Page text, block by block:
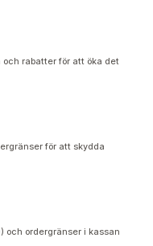
och rabatter för att öka det
för att skydda
och ordergränser i kassan